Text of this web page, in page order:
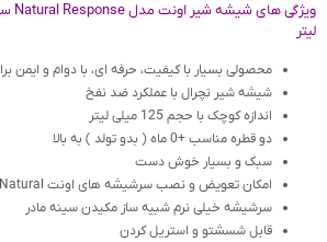
لیتر
محصولی بسیار با کیفیت، حرفه ای، با دوام و ایمن
شیشه شیر نچرال با عملکرد ضد نفخ
اندازه کوچک با حجم 125 میلی لیتر
دو قطره مناسب +0 ماه ( بدو تولد ) به بالا
سبک و بسیار خوش دست
امکان تعویض و نصب سرشیشه های اونت Natural سایز بزرگتر
سرشیشه خیلی نرم شبیه ساز مکیدن سینه مادر
قابل شسشتو و استریل کردن